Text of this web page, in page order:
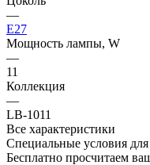
—
E27
Мощность лампы, W
—
11
Коллекция
—
LB-1011
Все характеристики
Специальные условия
Бесплатно просчитаем